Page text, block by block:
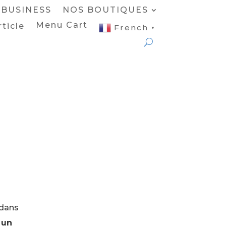
BUSINESS
NOS BOUTIQUES
Menu Cart French ▼